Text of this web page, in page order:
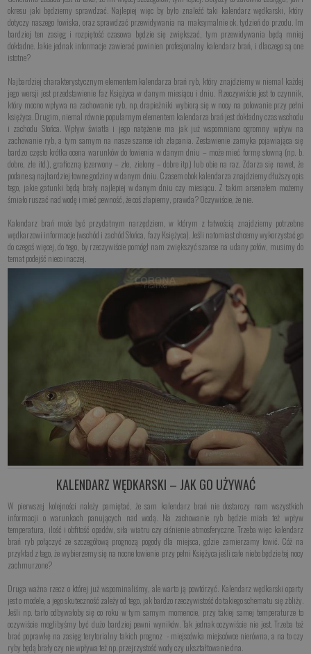
okresu jaki będziemy sprawdzać. Najlepiej więc by było znaleźć taki kalendarz wędkarski, który
dotyczy naszego łowiska, oraz sprawdzać przewidywania na maksymalnie ok. tydzień do przodu. Im
bardziej ten zasięg i rozpiętość czasowa będzie się zwiększać, tym przewidywania będą mniej
dokładne. Jakie jednak informacje zawierać powinien profesjonalny kalendarz brań, i dlaczego są one
istotne?
Najbardziej charakterystycznym elementem kalendarza brań ryb, który znajdziemy w niemal każdej
jego wersji jest przedstawienie faz Księżyca w danym miesiącu i dniu. Rzeczywiście jest to czynnik,
który mocno wpływa na zachowanie ryb, np. drapieżniki wybiorą się w nocy na polowanie przy pełni
księżyca. Drugim, niemal równie popularnym elementem kalendarza brań jest dokładny czas wschodu
i zachodu Słońca. Wpływ światła i jego natężenie ma jak już wspomniano ogromny wpływ na
zachowanie ryb, a tym samym na nasze szanse ich złapania. Zestawienie zamyka pojawiająca się
bardzo często krótka ocena warunków do łowienia w danym dniu – może mieć formę słowną (np. b.
dobre, złe itd.), graficzną (czerwony – złe, zielony – dobre itp.) lub obie na raz. Zdarza się nawet, że
podane są najbardziej łowne godziny w danym dniu. Czasem obok kalendarza znajdziemy dłuższy opis
tego, jakie gatunki będą brały najlepiej w danym dniu czy miesiącu. Z takim arsenałem możemy
śmiało ruszać nad wodę i mieć pewność, że coś złapiemy, prawda? Oczywiście, że nie.
Kalendarz brań może być przydatnym narzędziem, w którym z łatwością znajdziemy potrzebne
wędkarzowi informacje (wschód i zachód Słońca, fazy Księżyca). Jeśli natomiast chcemy wykorzystać go
do czegoś więcej, do tego, by rzeczywiście pomógł nam zwiększyć szanse na udany połów, musimy do
temat podejść nieco inaczej.
KALENDARZ WĘDKARSKI – JAK GO UŻYWAĆ
W pierwszej kolejności należy pamiętać, że sam kalendarz brań nie dostarczy nam wszystkich
informacji o warunkach panujących nad wodą. Na zachowanie ryb będzie miała też wpływ
temperatura, ilość i obfitość opadów, siła wiatru czy ciśnienie atmosferyczne. Trzeba więc kalendarz
brań ryb połączyć ze szczegółową prognozą pogody dla miejsca, gdzie zamierzamy łowić. Cóż na
przykład z tego, że wybierzemy się na nocne łowienie przy pełni Księżyca jeśli całe niebo będzie tej nocy
zachmurzone?
Druga ważna rzecz o której już wspominaliśmy, ale warto ją powtórzyć. Kalendarz wędkarski oparty
jest o modele, a jego skuteczność zależy od tego, jak bardzo rzeczywistość do takiego schematu się zbliży.
Jeśli np. tarło odbywałoby się co roku w tym samym momencie, przy takiej samej temperaturze to
oczywiście moglibyśmy być dużo bardziej pewni wyników. Tak jednak oczywiście nie jest. Trzeba też
brać poprawkę na zasięg terytorialny takich prognoz - miejscówka miejscówce nierówna, a na to czy
ryby będą brały czy nie wpływa też np. przejrzystość wody czy ukształtowanie dna.